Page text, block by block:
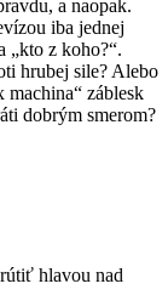
a naopak.
iba jednej
„kto z koho?“.
hrubej sile? Alebo
machina“ záblesk
dobrým smerom?
hlavou nad